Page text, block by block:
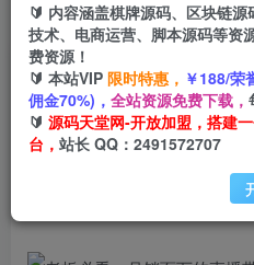
首页 创业课程 会员免费 正文
老板必看：月销百万的直
从亏钱到月赚50万，听这
小码
🔰 内容涵盖棋牌源码、区块链
技术、电商运营、脚本源码等资
费资源！
🔰 本站VIP 限时特惠， ￥188/荣
佣金70%)， 全站资源免费下载，
🔰 源码天堂网-开放加盟，搭建
台， 站长 QQ：2491572707